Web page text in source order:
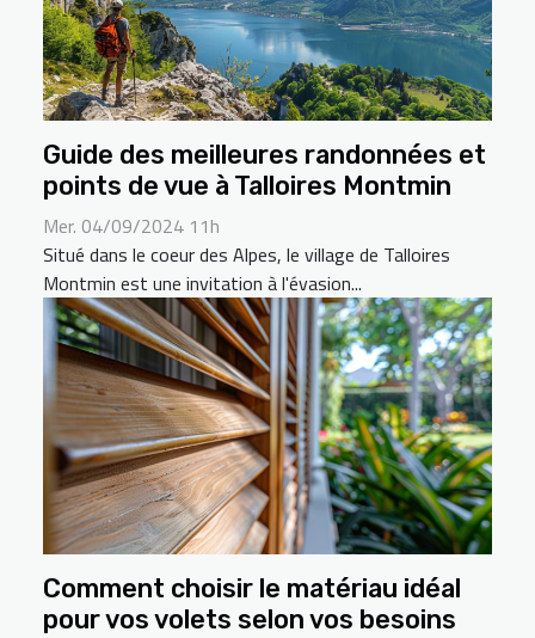
Guide des meilleures randonnées et
points de vue à Talloires Montmin
Mer. 04/09/2024 11h
Situé dans le coeur des Alpes, le village de Talloires
Montmin est une invitation à l'évasion...
Comment choisir le matériau idéal
pour vos volets selon vos besoins